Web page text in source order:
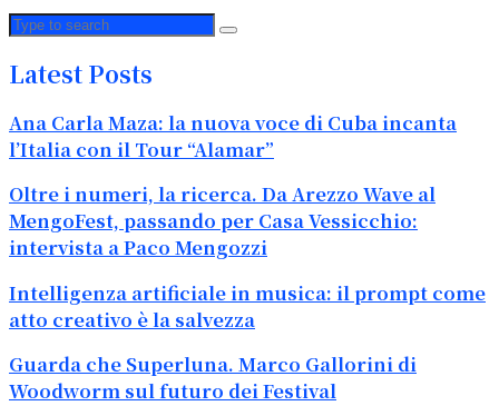
Latest Posts
Ana Carla Maza: la nuova voce di Cuba incanta
l’Italia con il Tour “Alamar”
Oltre i numeri, la ricerca. Da Arezzo Wave al
MengoFest, passando per Casa Vessicchio:
intervista a Paco Mengozzi
Intelligenza artificiale in musica: il prompt come
atto creativo è la salvezza
Guarda che Superluna. Marco Gallorini di
Woodworm sul futuro dei Festival